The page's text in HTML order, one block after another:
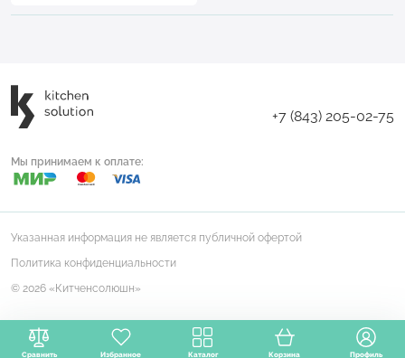
Сравнить Избранное Каталог Корзина Профиль
+7 (843) 205-02-75
Мы принимаем к оплате:
© 2026 «Китченсолюшн»
Политика конфиденциальности
Указанная информация не является публичной офертой